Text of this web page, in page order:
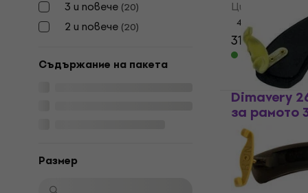
3 и повече (20)
2 и повече (20)
Съдържание на пакета
Pазмер
Цигулка за
4,6
31,50 €
В наличност
Dimavery
за рамото
Цигулка за
4,7
13 €
В наличност